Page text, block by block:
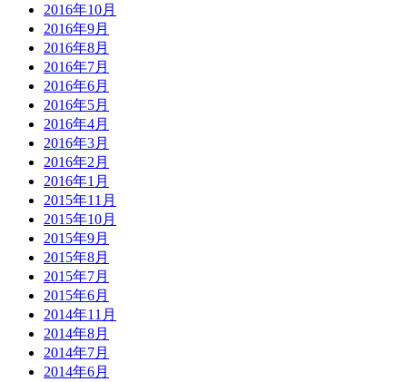
2016年10月
2016年9月
2016年8月
2016年7月
2016年6月
2016年5月
2016年4月
2016年3月
2016年2月
2016年1月
2015年11月
2015年10月
2015年9月
2015年8月
2015年7月
2015年6月
2014年11月
2014年8月
2014年7月
2014年6月